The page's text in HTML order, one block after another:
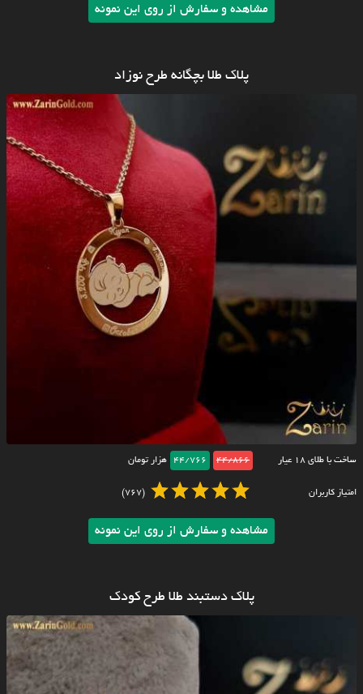
مشاهده و سفارش از روی این نمونه
پلاک طلا بچگانه طرح نوزاد
ساخت با طلای ۱۸ عیار 44/866
44/766 هزار تومان
امتیاز کاربران (767)
مشاهده و سفارش از روی این نمونه
پلاک دستبند طلا طرح کودک